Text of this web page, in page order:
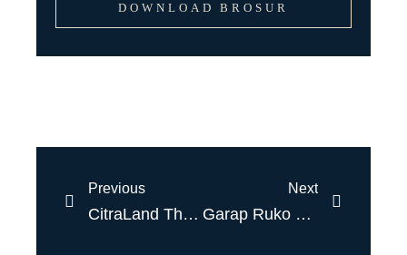
DOWNLOAD BROSUR
Previous
CitraLand The GreenLake Luncurkan Ruko Baru dengan Lokasi Premium, Harga Rp2 Miliaran
Next
Garap Ruko Rp2 Miliaran, CitraLand The GreenLake Genjot Pasar Komersial